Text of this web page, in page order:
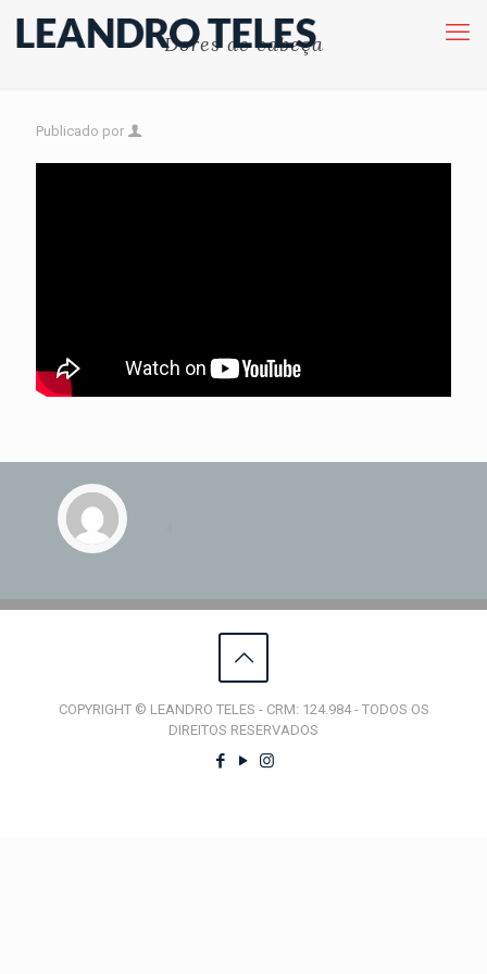
Dores de cabeça
Publicado por
COPYRIGHT © LEANDRO TELES - CRM: 124.984 - TODOS OS
DIREITOS RESERVADOS